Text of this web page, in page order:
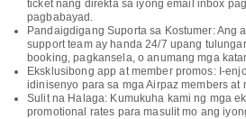
ticket nang direkta sa iyong email inbox
pagbabayad.
Pandaigdigang Suporta sa Kostumer: Ang
support team ay handa 24/7 upang
booking, pagkansela, o anumang mga
Eksklusibong app at member promos: I-
idinisenyo para sa mga Airpaz members at
Sulit na Halaga: Kumukuha kami ng mga
promotional rates para masulit mo ang